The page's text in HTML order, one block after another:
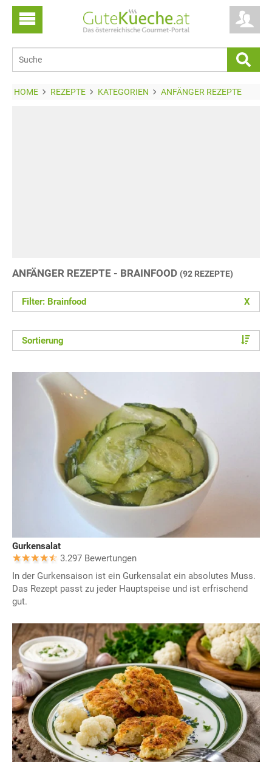
HOME REZEPTE KATEGORIEN ANFÄNGER REZEPTE
ANFÄNGER REZEPTE - BRAINFOOD (92 REZEPTE)
Filter: Brainfood X
Sortierung
Gurkensalat
3.297 Bewertungen
In der Gurkensaison ist ein Gurkensalat ein absolutes Muss.
Das Rezept passt zu jeder Hauptspeise und ist erfrischend
gut.